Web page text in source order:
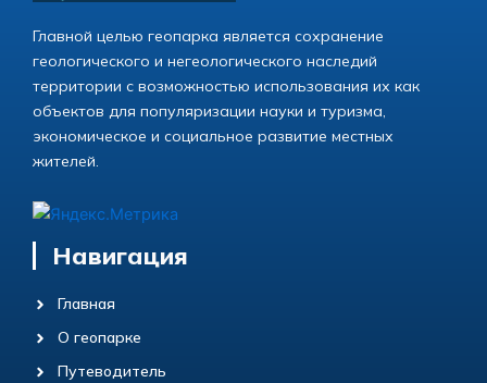
Главной целью геопарка является сохранение
геологического и негеологического наследий
территории с возможностью использования их как
объектов для популяризации науки и туризма,
экономическое и социальное развитие местных
жителей.
Навигация
Главная
О геопарке
Путеводитель